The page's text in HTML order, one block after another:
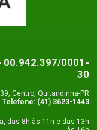
0001-
30
Centro, Quitandinha-PR
Telefone: (41) 3623-1443
das 8h às 11h e das 13h